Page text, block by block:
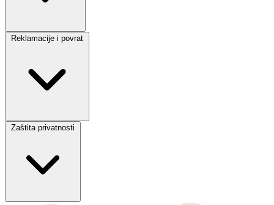
Reklamacije i povrat
Zaštita privatnosti